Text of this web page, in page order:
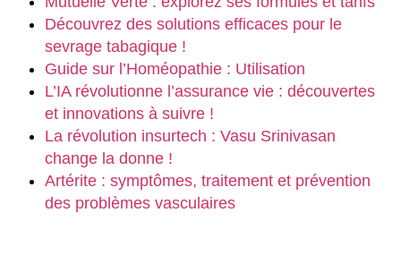
Découvrez des solutions efficaces pour le
sevrage tabagique !
Guide sur l’Homéopathie : Utilisation
L’IA révolutionne l’assurance vie : découvertes
et innovations à suivre !
La révolution insurtech : Vasu Srinivasan
change la donne !
Artérite : symptômes, traitement et prévention
des problèmes vasculaires